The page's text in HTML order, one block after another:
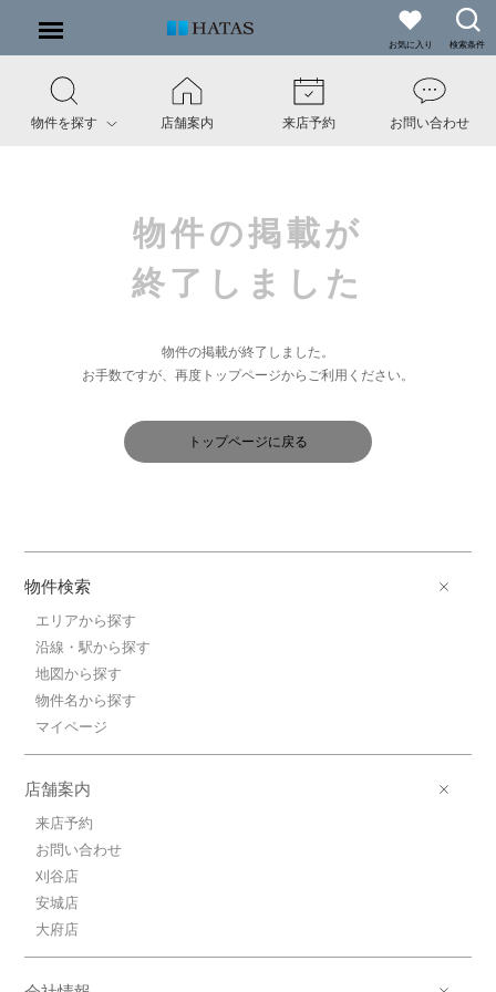
お気に入り 検索条件
物件を探す 店舗案内 来店予約 お問い合わせ
物件の掲載が
終了しました
物件の掲載が終了しました。
お手数ですが、再度トップページからご利用ください。
トップページに戻る
物件検索
エリアから探す
沿線・駅から探す
地図から探す
物件名から探す
マイページ
店舗案内
来店予約
お問い合わせ
刈谷店
安城店
大府店